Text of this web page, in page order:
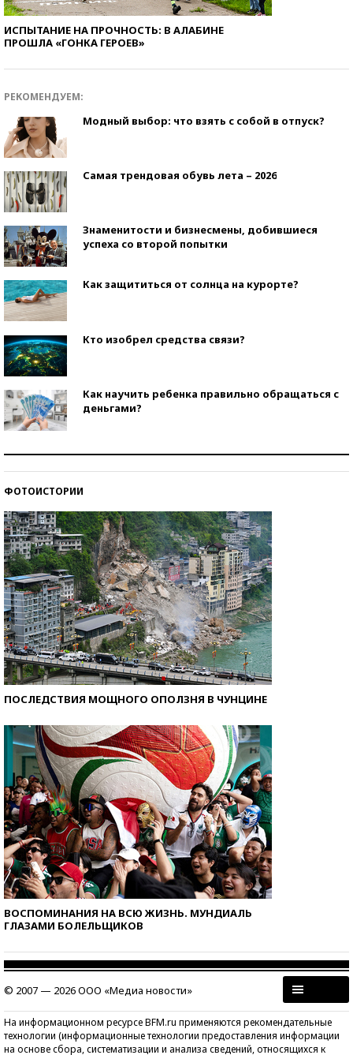
ИСПЫТАНИЕ НА ПРОЧНОСТЬ: В АЛАБИНЕ
ПРОШЛА «ГОНКА ГЕРОЕВ»
РЕКОМЕНДУЕМ:
Модный выбор: что взять с собой в отпуск?
Самая трендовая обувь лета – 2026
Знаменитости и бизнесмены, добившиеся
успеха со второй попытки
Как защититься от солнца на курорте?
Кто изобрел средства связи?
Как научить ребенка правильно обращаться с
деньгами?
ФОТОИСТОРИИ
ПОСЛЕДСТВИЯ МОЩНОГО ОПОЛЗНЯ В ЧУНЦИНЕ
ВОСПОМИНАНИЯ НА ВСЮ ЖИЗНЬ. МУНДИАЛЬ
ГЛАЗАМИ БОЛЕЛЬЩИКОВ
© 2007 — 2026 ООО «Медиа новости»
На информационном ресурсе BFM.ru применяются рекомендательные
технологии (информационные технологии предоставления информации
на основе сбора, систематизации и анализа сведений, относящихся к